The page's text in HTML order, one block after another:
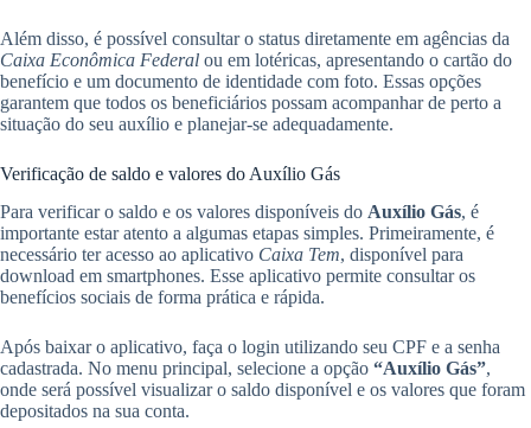
Além disso, é possível consultar o status diretamente em agências da
Caixa Econômica Federal ou em lotéricas, apresentando o cartão do
benefício e um documento de identidade com foto. Essas opções
garantem que todos os beneficiários possam acompanhar de perto a
situação do seu auxílio e planejar-se adequadamente.
Verificação de saldo e valores do Auxílio Gás
Para verificar o saldo e os valores disponíveis do Auxílio Gás, é
importante estar atento a algumas etapas simples. Primeiramente, é
necessário ter acesso ao aplicativo Caixa Tem, disponível para
download em smartphones. Esse aplicativo permite consultar os
benefícios sociais de forma prática e rápida.
Após baixar o aplicativo, faça o login utilizando seu CPF e a senha
cadastrada. No menu principal, selecione a opção “Auxílio Gás”,
onde será possível visualizar o saldo disponível e os valores que foram
depositados na sua conta.